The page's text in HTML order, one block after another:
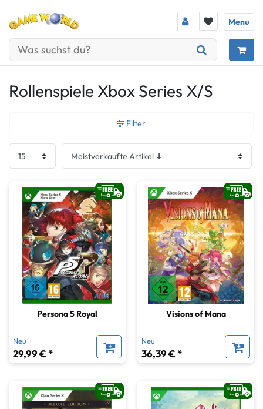
Menu
Rollenspiele Xbox Series X/S
Filter
Persona 5 Royal
Neu
29,99 € *
Visions of Mana
Neu
36,39 € *